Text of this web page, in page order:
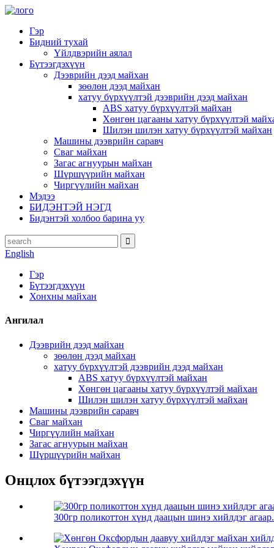
Гэр
Бидний тухай
Үйлдвэрийн аялал
Бүтээгдэхүүн
Дээврийн дээд майхан
зөөлөн дээд майхан
хатуу бүрхүүлтэй дээврийн дээд майхан
ABS хатуу бүрхүүлтэй майхан
Хөнгөн цагааны хатуу бүрхүүлтэй
Шилэн шилэн хатуу бүрхүүлтэй майхан
Машины дээврийн саравч
Сваг майхан
Загас агнуурын майхан
Шүршүүрийн майхан
Чиргүүлийн майхан
Мэдээ
БИДЭНТЭЙ НЭГД
Бидэнтэй холбоо барина уу
English
Гэр
Бүтээгдэхүүн
Хонхны майхан
Ангилал
Дээврийн дээд майхан
зөөлөн дээд майхан
хатуу бүрхүүлтэй дээврийн дээд майхан
ABS хатуу бүрхүүлтэй майхан
Хөнгөн цагааны хатуу бүрхүүлтэй майхан
Шилэн шилэн хатуу бүрхүүлтэй майхан
Машины дээврийн саравч
Сваг майхан
Чиргүүлийн майхан
Загас агнуурын майхан
Шүршүүрийн майхан
Онцлох бүтээгдэхүүн
300гр поликоттон хүнд даацын шинэ хийлдэг